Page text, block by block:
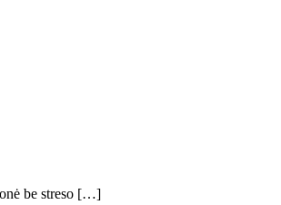
be streso […]